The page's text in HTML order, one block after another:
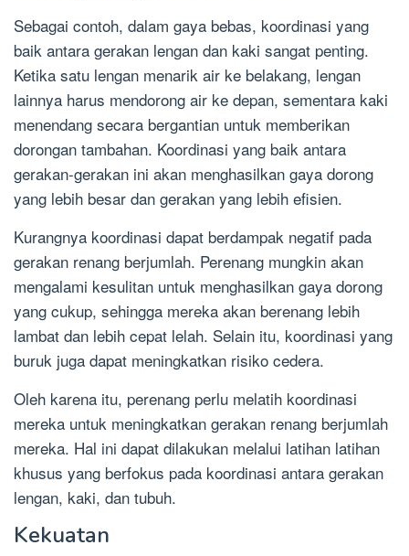
Sebagai contoh, dalam gaya bebas, koordinasi yang
baik antara gerakan lengan dan kaki sangat penting.
Ketika satu lengan menarik air ke belakang, lengan
lainnya harus mendorong air ke depan, sementara kaki
menendang secara bergantian untuk memberikan
dorongan tambahan. Koordinasi yang baik antara
gerakan-gerakan ini akan menghasilkan gaya dorong
yang lebih besar dan gerakan yang lebih efisien.
Kurangnya koordinasi dapat berdampak negatif pada
gerakan renang berjumlah. Perenang mungkin akan
mengalami kesulitan untuk menghasilkan gaya dorong
yang cukup, sehingga mereka akan berenang lebih
lambat dan lebih cepat lelah. Selain itu, koordinasi yang
buruk juga dapat meningkatkan risiko cedera.
Oleh karena itu, perenang perlu melatih koordinasi
mereka untuk meningkatkan gerakan renang berjumlah
mereka. Hal ini dapat dilakukan melalui latihan latihan
khusus yang berfokus pada koordinasi antara gerakan
lengan, kaki, dan tubuh.
Kekuatan